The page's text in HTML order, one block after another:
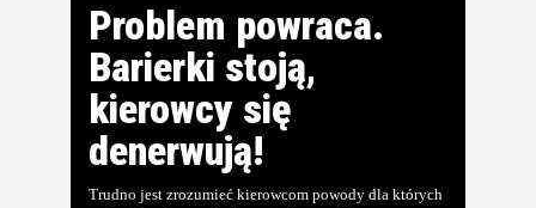
Problem powraca.
Barierki stoją,
kierowcy się
denerwują!
Trudno jest zrozumieć kierowcom powody dla których